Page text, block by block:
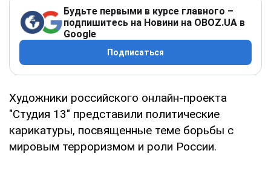
Будьте первыми в курсе главного –
подпишитесь на Новини на OBOZ.UA в
Google
Подписаться
Художники российского онлайн-проекта
"Студия 13" представили политические
карикатуры, посвященные теме борьбы с
мировым терроризмом и роли России.